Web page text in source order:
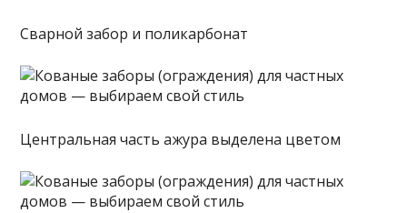
Сварной забор и поликарбонат
Центральная часть ажура выделена цветом